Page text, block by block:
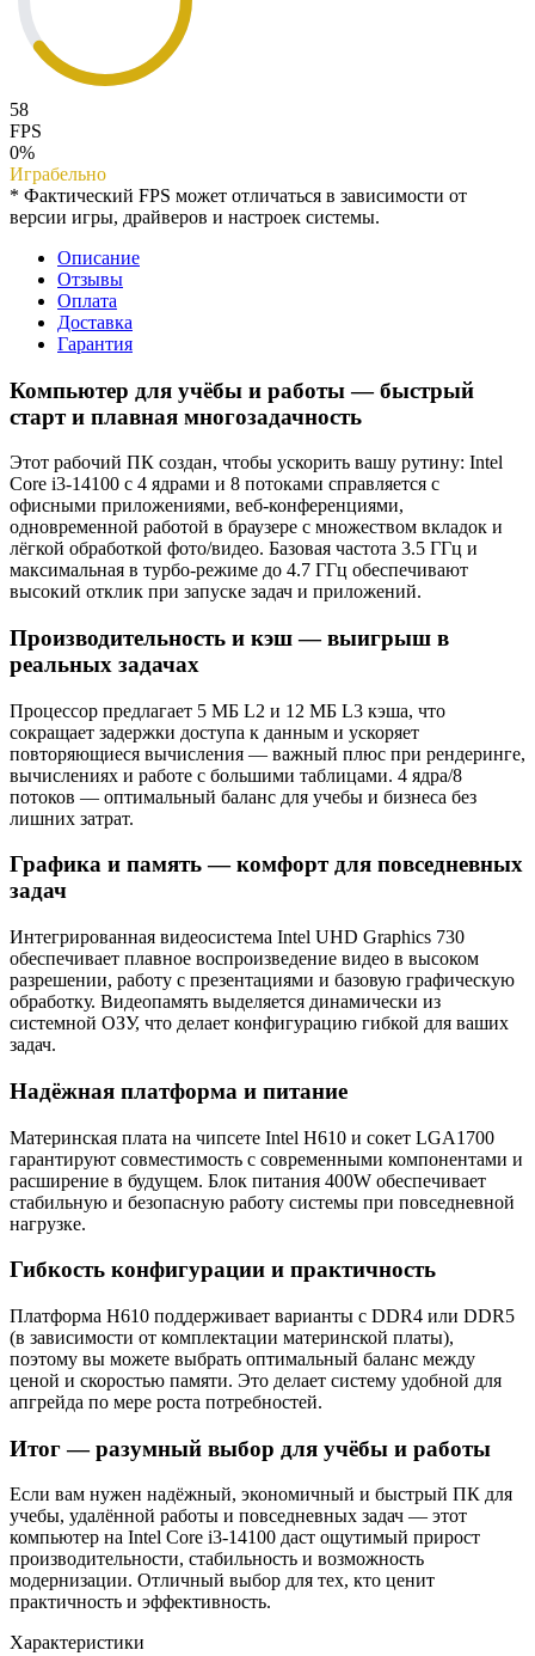
58
FPS
0%
Играбельно
* Фактический FPS может отличаться в зависимости от
версии игры, драйверов и настроек системы.
Описание
Отзывы
Оплата
Доставка
Гарантия
Компьютер для учёбы и работы — быстрый
старт и плавная многозадачность
Этот рабочий ПК создан, чтобы ускорить вашу рутину: Intel
Core i3-14100 с 4 ядрами и 8 потоками справляется с
офисными приложениями, веб-конференциями,
одновременной работой в браузере с множеством вкладок и
лёгкой обработкой фото/видео. Базовая частота 3.5 ГГц и
максимальная в турбо‑режиме до 4.7 ГГц обеспечивают
высокий отклик при запуске задач и приложений.
Производительность и кэш — выигрыш в
реальных задачах
Процессор предлагает 5 МБ L2 и 12 МБ L3 кэша, что
сокращает задержки доступа к данным и ускоряет
повторяющиеся вычисления — важный плюс при рендеринге,
вычислениях и работе с большими таблицами. 4 ядра/8
потоков — оптимальный баланс для учебы и бизнеса без
лишних затрат.
Графика и память — комфорт для повседневных
задач
Интегрированная видеосистема Intel UHD Graphics 730
обеспечивает плавное воспроизведение видео в высоком
разрешении, работу с презентациями и базовую графическую
обработку. Видеопамять выделяется динамически из
системной ОЗУ, что делает конфигурацию гибкой для ваших
задач.
Надёжная платформа и питание
Материнская плата на чипсете Intel H610 и сокет LGA1700
гарантируют совместимость с современными компонентами и
расширение в будущем. Блок питания 400W обеспечивает
стабильную и безопасную работу системы при повседневной
нагрузке.
Гибкость конфигурации и практичность
Платформа H610 поддерживает варианты с DDR4 или DDR5
(в зависимости от комплектации материнской платы),
поэтому вы можете выбрать оптимальный баланс между
ценой и скоростью памяти. Это делает систему удобной для
апгрейда по мере роста потребностей.
Итог — разумный выбор для учёбы и работы
Если вам нужен надёжный, экономичный и быстрый ПК для
учебы, удалённой работы и повседневных задач — этот
компьютер на Intel Core i3-14100 даст ощутимый прирост
производительности, стабильность и возможность
модернизации. Отличный выбор для тех, кто ценит
практичность и эффективность.
Характеристики